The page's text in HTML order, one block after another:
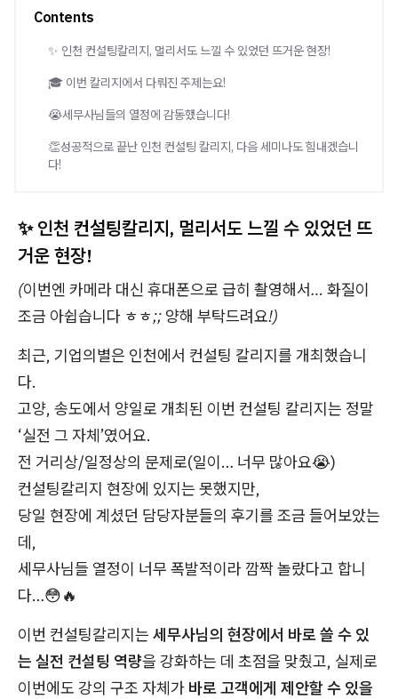
Contents
✨ 인천 컨설팅칼리지, 멀리서도 느낄 수 있었던 뜨거운 현장!
🎓 이번 칼리지에서 다뤄진 주제는요!
😭세무사님들의 열정에 감동했습니다!
👏성공적으로 끝난 인천 컨설팅 칼리지, 다음 세미나도 힘내겠습니
다!
✨ 인천 컨설팅칼리지, 멀리서도 느낄 수 있었던 뜨
거운 현장!
(이번엔 카메라 대신 휴대폰으로 급히 촬영해서… 화질이
조금 아쉽습니다 ㅎㅎ;; 양해 부탁드려요!)
최근, 기업의별은 인천에서 컨설팅 칼리지를 개최했습니
다.
고양, 송도에서 양일로 개최된 이번 컨설팅 칼리지는 정말
‘실전 그 자체’였어요.
전 거리상/일정상의 문제로(일이… 너무 많아요😭)
컨설팅칼리지 현장에 있지는 못했지만,
당일 현장에 계셨던 담당자분들의 후기를 조금 들어보았는
데,
세무사님들 열정이 너무 폭발적이라 깜짝 놀랐다고 합니
다…😳🔥
이번 컨설팅칼리지는 세무사님의 현장에서 바로 쓸 수 있
는 실전 컨설팅 역량을 강화하는 데 초점을 맞췄고, 실제로
이번에도 강의 구조 자체가 바로 고객에게 제안할 수 있을